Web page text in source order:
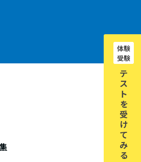
体験
受験
テ
ス
ト
を
受
け
て
み
る